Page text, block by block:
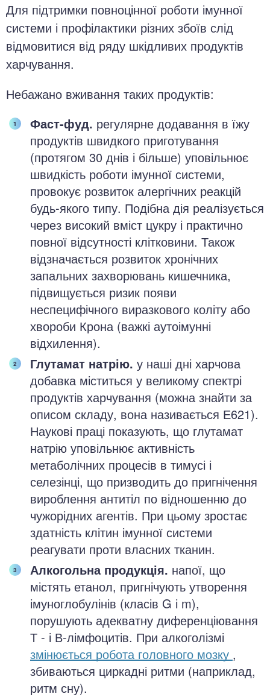
Для підтримки повноцінної роботи імунної
системи і профілактики різних збоїв слід
відмовитися від ряду шкідливих продуктів
харчування.
Небажано вживання таких продуктів:
Фаст-фуд. регулярне додавання в їжу
продуктів швидкого приготування
(протягом 30 днів і більше) уповільнює
швидкість роботи імунної системи,
провокує розвиток алергічних реакцій
будь-якого типу. Подібна дія реалізується
через високий вміст цукру і практично
повної відсутності клітковини. Також
відзначається розвиток хронічних
запальних захворювань кишечника,
підвищується ризик появи
неспецифічного виразкового коліту або
хвороби Крона (важкі аутоімунні
відхилення).
Глутамат натрію. у наші дні харчова
добавка міститься у великому спектрі
продуктів харчування (можна знайти за
описом складу, вона називається Е621).
Наукові праці показують, що глутамат
натрію уповільнює активність
метаболічних процесів в тимусі і
селезінці, що призводить до пригнічення
вироблення антитіл по відношенню до
чужорідних агентів. При цьому зростає
здатність клітин імунної системи
реагувати проти власних тканин.
Алкогольна продукція. напої, що
містять етанол, пригнічують утворення
імуноглобулінів (класів G і m),
порушують адекватну диференціювання
Т - і В-лімфоцитів. При алкоголізмі
змінюється робота головного мозку ,
збиваються циркадні ритми (наприклад,
ритм сну).